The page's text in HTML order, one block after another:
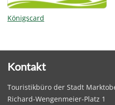
Königscard
Kontakt
Touristikbüro der Stadt
Richard-Wengenmeier-Platz 1